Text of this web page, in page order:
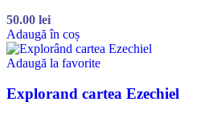
50.00 lei
Adaugă în coș
Adaugă la favorite
Explorand cartea Ezechiel